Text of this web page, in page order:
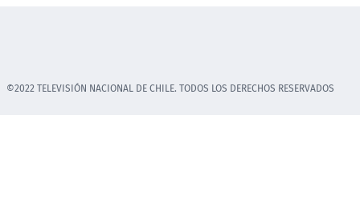
©2022 TELEVISIÓN NACIONAL DE CHILE. TODOS LOS DERECHOS RESERVADOS